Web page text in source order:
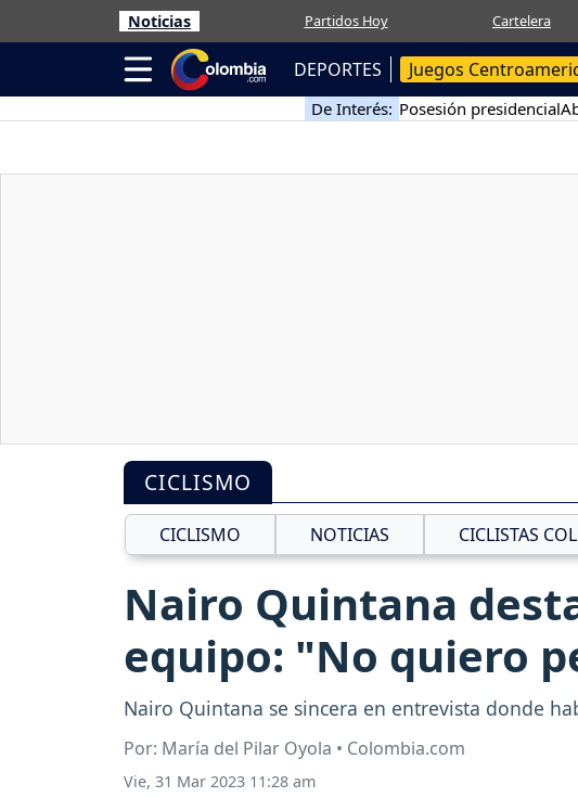
Noticias Partidos Hoy Cartelera
DEPORTES Juegos
De Interés: Posesión presidencial
CICLISMO
CICLISMO NOTICIAS CICLISTAS
Nairo Quintana
equipo: "No quiero
Nairo Quintana se sincera en entrevista donde
Por: María del Pilar Oyola • Colombia.com
Vie, 31 Mar 2023 11:28 am